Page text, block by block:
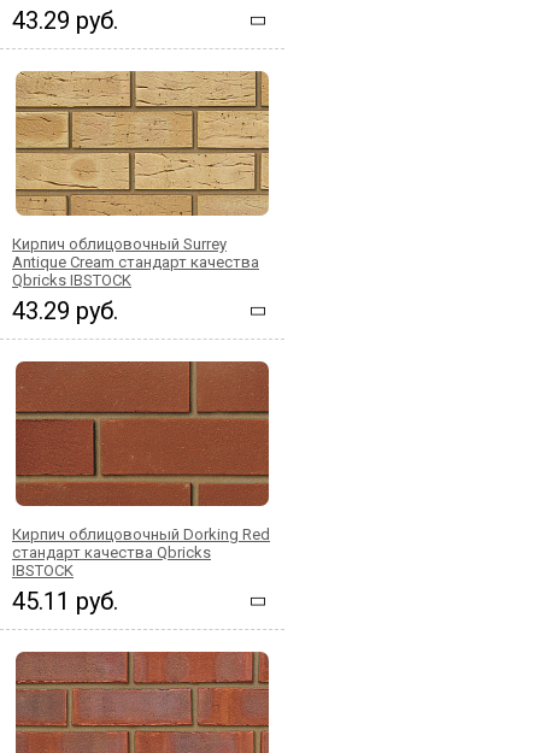
43.29 руб.
Кирпич облицовочный Surrey
Antique Cream стандарт качества
Qbricks IBSTOCK
43.29 руб.
Кирпич облицовочный Dorking Red
стандарт качества Qbricks
IBSTOCK
45.11 руб.